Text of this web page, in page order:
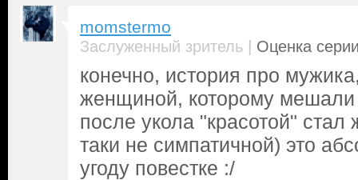
momstermo
Заслуженный зритель | Оценка
конечно, история про
женщиной, которому мешали
после укола "красотой"
таки не симпатичной) это
угоду повестке :/